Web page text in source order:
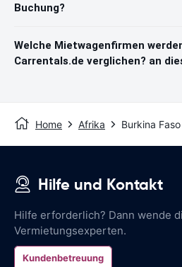
Buchung?
Welche Mietwagenfirmen
Carrentals.de verglichen? an
Home Afrika Burkina Faso
Hilfe und Kontakt
Hilfe erforderlich? Dann wende
Vermietungsexperten.
Kundenbetreuung